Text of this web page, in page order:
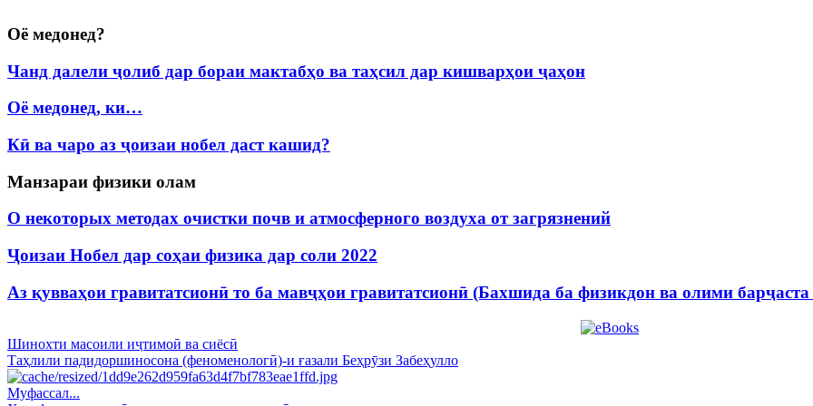
Оё медонед?
Чанд далели ҷолиб дар бораи мактабҳо ва таҳсил дар кишварҳои ҷаҳон
Оё медонед, ки…
Кӣ ва чаро аз ҷоизаи нобел даст кашид?
Манзараи физики олам
О некоторых методах очистки почв и атмосферного воздуха от загрязнений
Ҷоизаи Нобел дар соҳаи физика дар соли 2022
Аз қувваҳои гравитатсионӣ то ба мавҷҳои гравитатсионӣ (Бахшида ба физикдон ва олими
Шинохти масоили иҷтимоӣ ва сиёсӣ
Таҳлили падидоршиносона (феноменологӣ)-и ғазали Беҳрӯзи Забеҳулло
Муфассал...